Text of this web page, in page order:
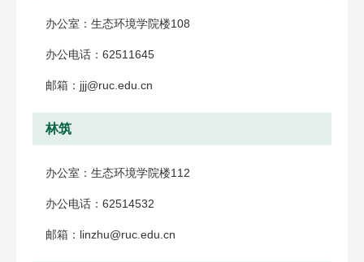
办公室：生态环境学院楼108
办公电话：62511645
邮箱：jjj@ruc.edu.cn
林筑
办公室：生态环境学院楼112
办公电话：62514532
邮箱：linzhu@ruc.edu.cn